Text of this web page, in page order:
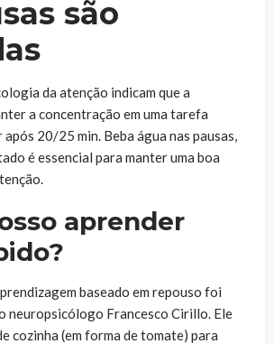
são
da atenção indicam que a
a concentração em uma tarefa
após 20/25 min. Beba água nas pausas,
é essencial para manter uma boa
aprender
baseado em repouso foi
neuropsicólogo Francesco Cirillo. Ele
cozinha (em forma de tomate) para